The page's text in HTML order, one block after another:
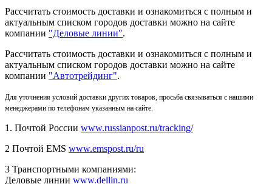
Рассчитать стоимость доставки и ознакомиться с полным и
актуальным списком городов доставки можно на сайте
компании "Деловые линии".
Рассчитать стоимость доставки и ознакомиться с полным и
актуальным списком городов доставки можно на сайте
компании "Автотрейдинг".
Для уточнения условий доставки других товаров, просьба связываться с нашими
менеджерами по телефонам указанным на сайте.
1. Почтой России www.russianpost.ru/tracking/
2 Почтой EMS www.emspost.ru/ru
3 Транспортными компаниями:
Деловые линии www.dellin.ru